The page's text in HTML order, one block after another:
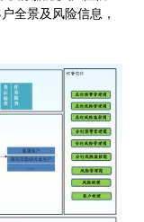
全景及风险信息，